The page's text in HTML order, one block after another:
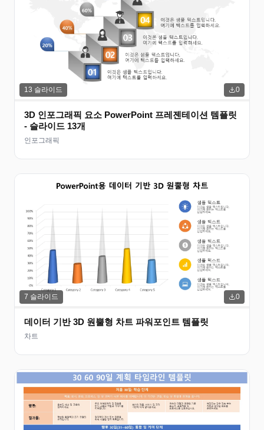
13 슬라이드 0
3D 인포그래픽 요소 PowerPoint 프레젠테이션 템플릿
- 슬라이드 13개
인포그래픽
7 슬라이드 0
데이터 기반 3D 원뿔형 차트 파워포인트 템플릿
차트